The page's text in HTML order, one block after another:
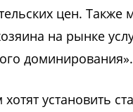
цен.
на рынке
доминирования».
установить